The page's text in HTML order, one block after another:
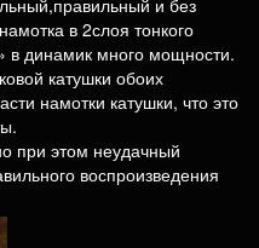
в 2слоя тонкого
в динамик много мощности.
катушки обоих
намотки катушки, что это
при этом неудачный
воспроизведения